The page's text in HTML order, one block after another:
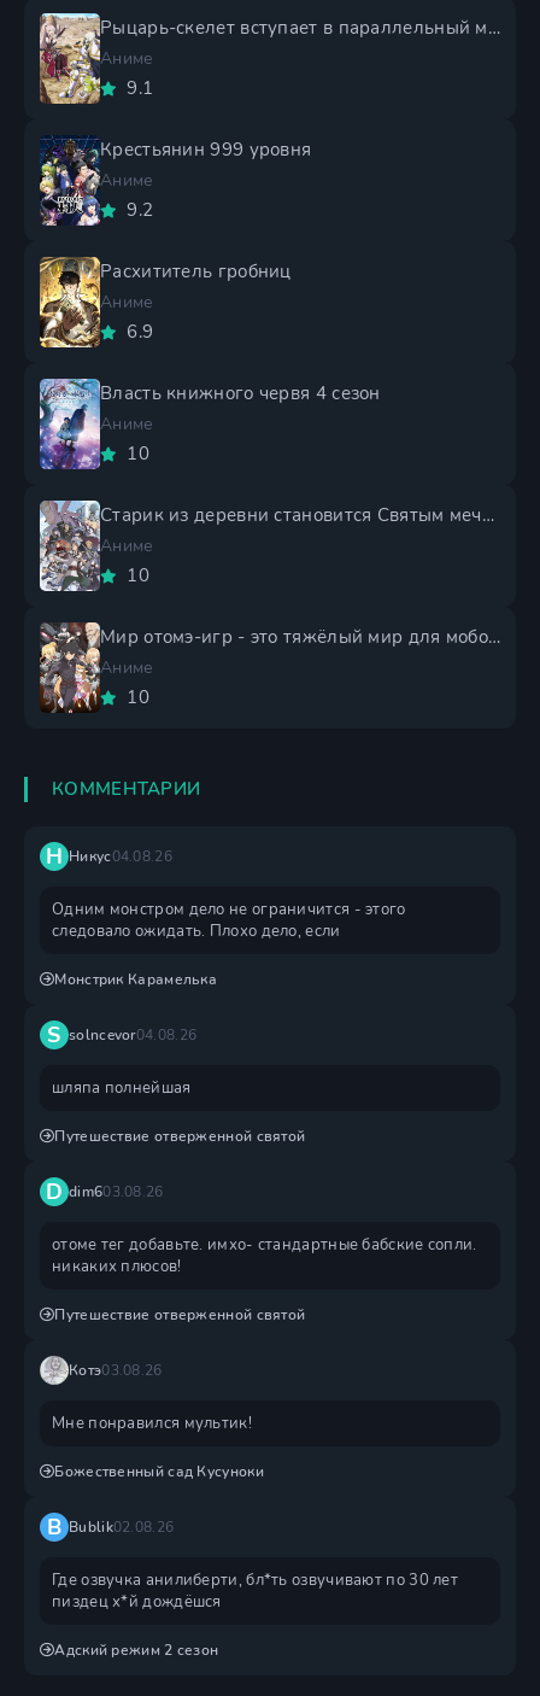
Рыцарь-скелет вступает в параллельный мир 2 сезон
Аниме
9.1
Крестьянин 999 уровня
Аниме
9.2
Расхититель гробниц
Аниме
6.9
Власть книжного червя 4 сезон
Аниме
10
Старик из деревни становится Святым мечом 2 сезон
Аниме
10
Мир отомэ-игр - это тяжёлый мир для мобов 2 сезон
Аниме
10
КОММЕНТАРИИ
Н Никус04.08.26
Одним монстром дело не ограничится - этого
следовало ожидать. Плохо дело, если
Монстрик Карамелька
S solncevor04.08.26
шляпа полнейшая
Путешествие отверженной святой
D dim603.08.26
отоме тег добавьте. имхо- стандартные бабские сопли.
никаких плюсов!
Путешествие отверженной святой
Котэ03.08.26
Мне понравился мультик!
Божественный сад Кусуноки
B Bublik02.08.26
Где озвучка анилиберти, бл*ть озвучивают по 30 лет
пиздец х*й дождëшся
Адский режим 2 сезон